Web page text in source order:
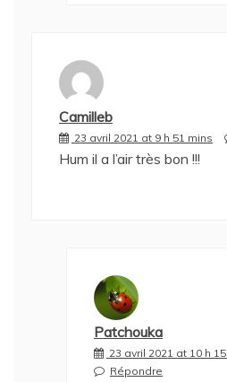
Camilleb
23 avril 2021 at 9 h 51 mins
Hum il a l’air très bon !!!
Patchouka
23 avril 2021 at 10 h
Répondre